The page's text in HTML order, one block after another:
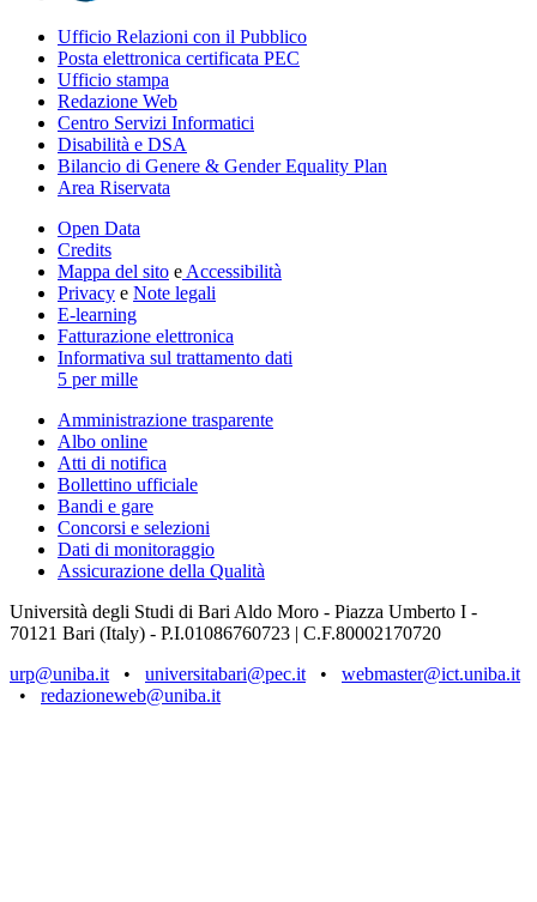
Ufficio Relazioni con il Pubblico
Posta elettronica certificata PEC
Ufficio stampa
Redazione Web
Centro Servizi Informatici
Disabilità e DSA
Bilancio di Genere & Gender Equality Plan
Area Riservata
Open Data
Credits
Mappa del sito e Accessibilità
Privacy e Note legali
E-learning
Fatturazione elettronica
Informativa sul trattamento dati
5 per mille
Amministrazione trasparente
Albo online
Atti di notifica
Bollettino ufficiale
Bandi e gare
Concorsi e selezioni
Dati di monitoraggio
Assicurazione della Qualità
Università degli Studi di Bari Aldo Moro - Piazza Umberto I -
70121 Bari (Italy) - P.I.01086760723 | C.F.80002170720
urp@uniba.it • universitabari@pec.it • webmaster@ict.uniba.it
• redazioneweb@uniba.it